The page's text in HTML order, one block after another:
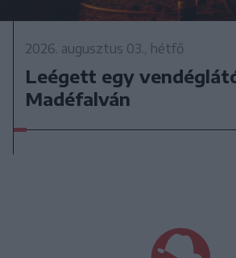
2026. augusztus 03., hétfő
Leégett egy
Madéfalván